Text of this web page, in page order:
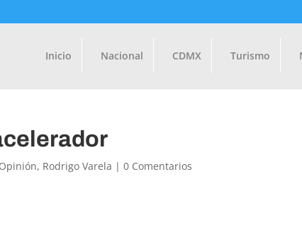
Inicio Nacional CDMX Turismo
Opinión, Rodrigo Varela |0 Comentarios